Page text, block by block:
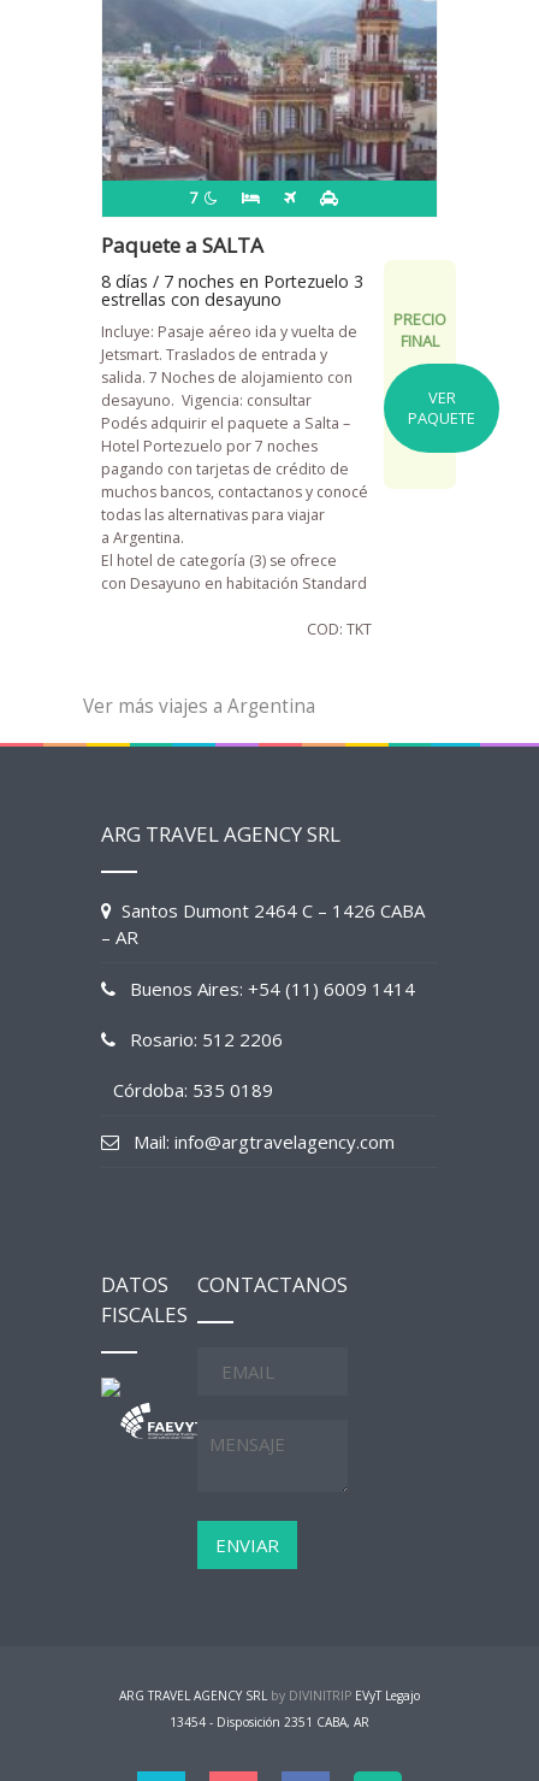
7
Paquete a SALTA
8 días / 7 noches en Portezuelo 3
estrellas con desayuno
Incluye: Pasaje aéreo ida y vuelta de
Jetsmart. Traslados de entrada y
salida. 7 Noches de alojamiento con
desayuno. Vigencia: consultar
Podés adquirir el paquete a Salta –
Hotel Portezuelo por 7 noches
pagando con tarjetas de crédito de
muchos bancos, contactanos y conocé
todas las alternativas para viajar
a Argentina.
El hotel de categoría (3) se ofrece
con Desayuno en habitación Standard
COD: TKT
PRECIO
FINAL
VER
PAQUETE
Ver más viajes a Argentina
ARG TRAVEL AGENCY SRL
Santos Dumont 2464 C – 1426 CABA
– AR
Buenos Aires: +54 (11) 6009 1414
Rosario: 512 2206
Córdoba: 535 0189
Mail: info@argtravelagency.com
DATOS
FISCALES
CONTACTANOS
ARG TRAVEL AGENCY SRLby DIVINITRIP EVyT Legajo
13454 - Disposición 2351 CABA, AR